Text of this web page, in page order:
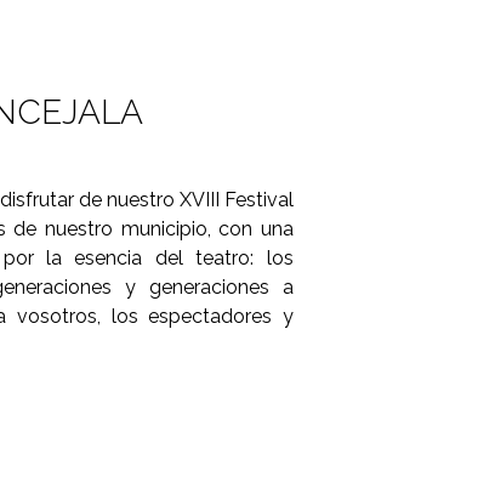
de nuestro XVIII Festival
de nuestro municipio, con una
la esencia del teatro: los
y generaciones a
vosotros, los espectadores y